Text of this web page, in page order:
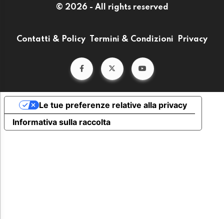
© 2026 - All rights reserved
Contatti & Policy Termini & Condizioni Privacy
Informativa sulla raccolta
Le tue preferenze relative alla privacy